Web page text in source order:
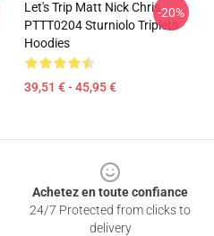
Let's Trip Matt Nick Chris
PTTT0204 Sturniolo Triplets
Hoodies
39,51 € - 45,95 €
-20%
Achetez en toute confiance
24/7 Protected from clicks to
delivery